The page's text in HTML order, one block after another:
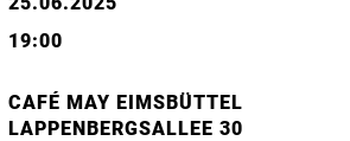
19:00
CAFÉ MAY EIMSBÜTTEL
LAPPENBERGSALLEE 30